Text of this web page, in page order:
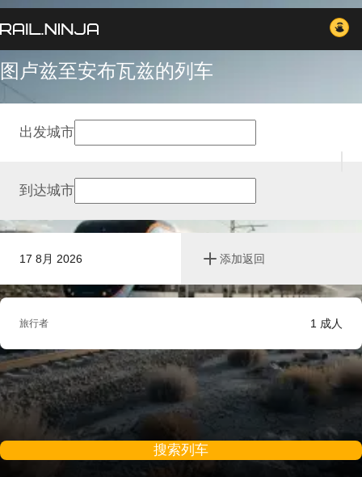
图卢兹至安布瓦兹的列车
17 8月 2026 添加返回
出发城市
到达城市
旅行者 1 成人
搜索列车